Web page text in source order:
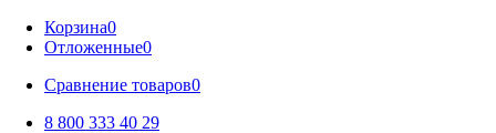
Корзина0
Отложенные0
Сравнение товаров0
8 800 333 40 29